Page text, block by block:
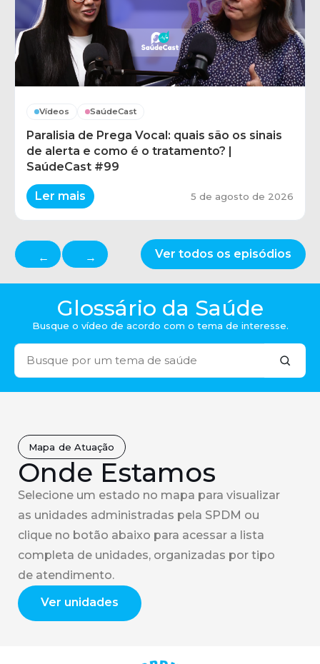
Vídeos SaúdeCast
Paralisia de Prega Vocal: quais são os sinais
de alerta e como é o tratamento? |
SaúdeCast #99
Ler mais 5 de agosto de 2026
← → Ver todos os episódios
Glossário da Saúde
Busque o vídeo de acordo com o tema de interesse.
Mapa de Atuação
Onde Estamos
Selecione um estado no mapa para visualizar
as unidades administradas pela SPDM ou
clique no botão abaixo para acessar a lista
completa de unidades, organizadas por tipo
de atendimento.
Ver unidades